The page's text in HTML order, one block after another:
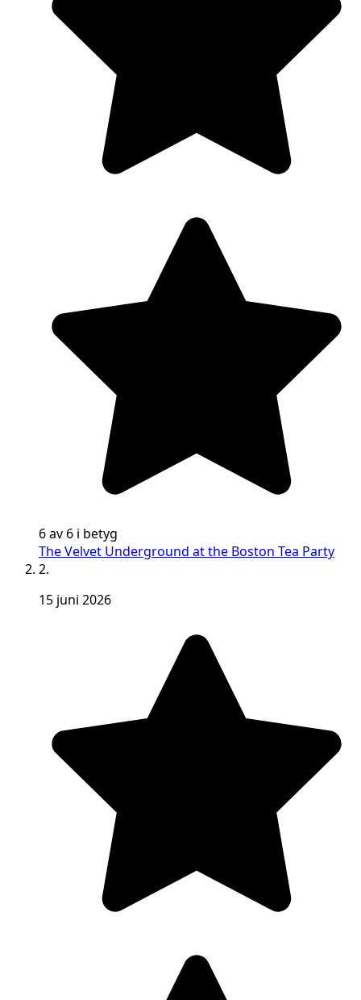
6 av 6 i betyg
The Velvet Underground at the Boston Tea Party
2.
15 juni 2026